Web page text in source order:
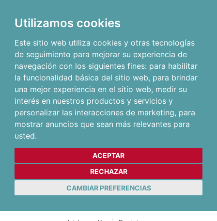
Utilizamos cookies
Este sitio web utiliza cookies y otras tecnologías
de seguimiento para mejorar su experiencia de
navegación con los siguientes fines: para habilitar
la funcionalidad básica del sitio web, para brindar
una mejor experiencia en el sitio web, medir su
interés en nuestros productos y servicios y
personalizar las interacciones de marketing, para
mostrar anuncios que sean más relevantes para
usted.
ACEPTAR
RECHAZAR
CAMBIAR PREFERENCIAS